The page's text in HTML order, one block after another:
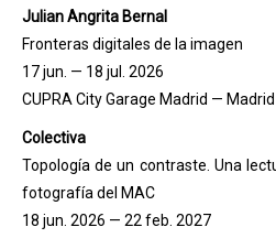
Julian Angrita Bernal
Fronteras digitales de la imagen
17 jun. — 18 jul. 2026
CUPRA City Garage Madrid — Madrid
Colectiva
Topología de un contraste. Una
fotografía del MAC
18 jun. 2026 — 22 feb. 2027